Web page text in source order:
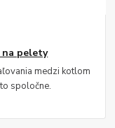
pelety
medzi kotlom
spoločne.